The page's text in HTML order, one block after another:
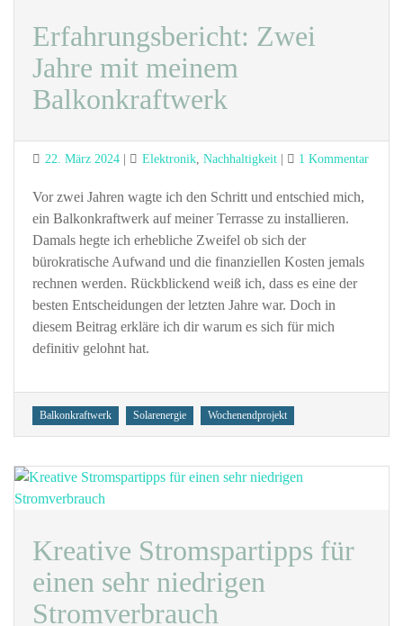
Erfahrungsbericht: Zwei
Jahre mit meinem
Balkonkraftwerk
Posted
22. März 2024 Categories
Elektronik, Nachhaltigkeit 1 Kommentarzu
Vor zwei Jahren wagte ich den Schritt und entschied mich,
ein Balkonkraftwerk auf meiner Terrasse zu installieren.
Damals hegte ich erhebliche Zweifel ob sich der
bürokratische Aufwand und die finanziellen Kosten jemals
rechnen werden. Rückblickend weiß ich, dass es eine der
besten Entscheidungen der letzten Jahre war. Doch in
diesem Beitrag erkläre ich dir warum es sich für mich
definitiv gelohnt hat.
Tags
Balkonkraftwerk Solarenergie Wochenendprojekt
Kreative Stromspartipps für
einen sehr niedrigen
Stromverbrauch